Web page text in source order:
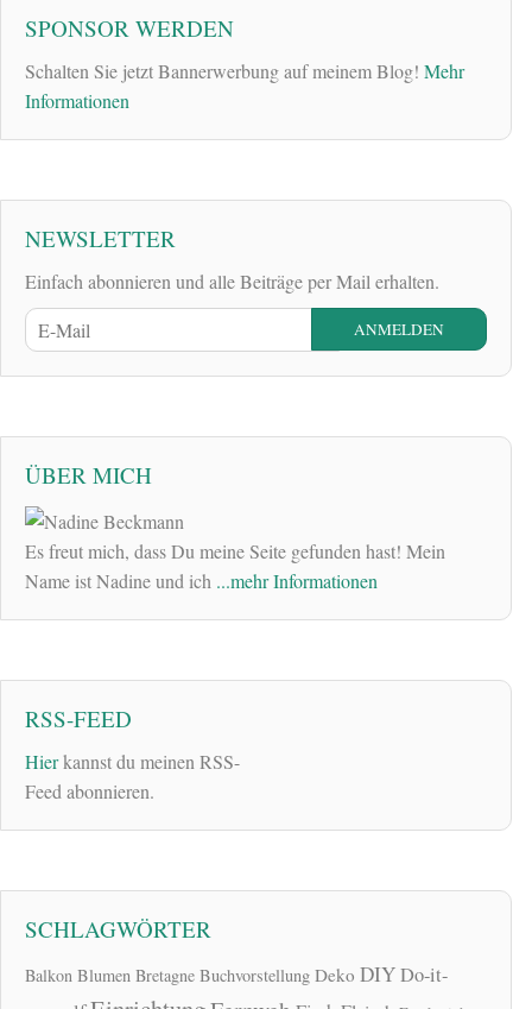
SPONSOR WERDEN
Schalten Sie jetzt Bannerwerbung auf meinem Blog! Mehr
Informationen
NEWSLETTER
Einfach abonnieren und alle Beiträge per Mail erhalten.
ÜBER MICH
Es freut mich, dass Du meine Seite gefunden hast! Mein
Name ist Nadine und ich ...mehr Informationen
RSS-FEED
Hierkannst du meinen RSS-
Feed abonnieren.
SCHLAGWÖRTER
Balkon Blumen Bretagne Buchvorstellung Deko DIYDo-it-